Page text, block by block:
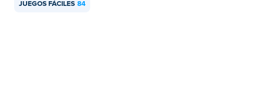
JUEGOS FÁCILES 84